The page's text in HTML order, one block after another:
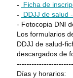
- Ficha de
- DDJJ de salud
- Fotocopia DNI
Los formularios
DDJJ de salud-
descargados de
Días y horarios: